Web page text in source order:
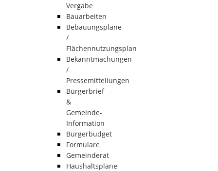
Vergabe
Bauarbeiten
Bebauungspläne
/
Flächennutzungsplan
Bekanntmachungen
/
Pressemitteilungen
Bürgerbrief
&
Gemeinde-
Information
Bürgerbudget
Formulare
Gemeinderat
Haushaltspläne